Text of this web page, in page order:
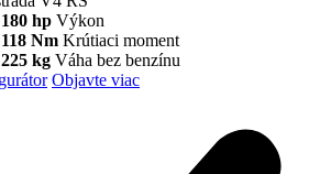
180 hp Výkon
118 Nm Krútiaci moment
225 kg Váha bez benzínu
Objavte viac